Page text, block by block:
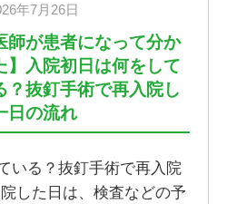
年7月26日
師が患者になって分か
】入院初日は何をして
？抜釘手術で再入院し
日の流れ
いる？抜釘手術で再入院
した日は、検査などの予